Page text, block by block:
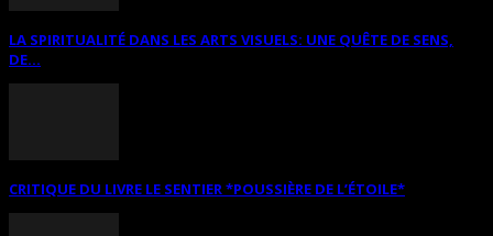
LA SPIRITUALITÉ DANS LES ARTS VISUELS: UNE QUÊTE DE SENS,
DE...
CRITIQUE DU LIVRE LE SENTIER *POUSSIÈRE DE L’ÉTOILE*